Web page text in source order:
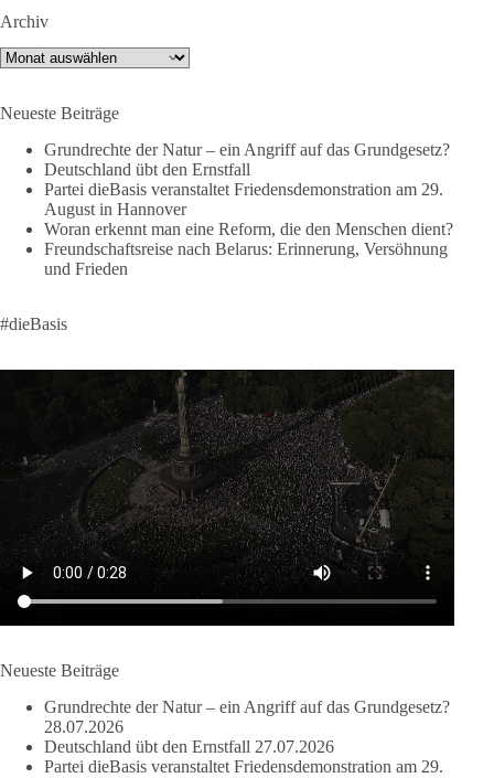
dieBasis meint:
Wer Menschen für politische Interessen instrumentalisiert,
Europa braucht eine Migrationspolitik, die auf drei
Grundpfeilern beruht:
✅ Achtung der Menschenwürde
✅ Wahrung rechtsstaatlicher Verfahren
✅ Verantwortung statt Symbolpolitik
werden. Das gelingt nur durch eine Politik, die Fluchtursachen
Migration nicht zum Gegenstand geopolitischer Machtspiele
Der Mensch darf niemals zum Spielball politischer Interessen
werden.
#dieBasis #Migration #Europa #Menschenwürde #Rechtsstaat
#Frieden #Subsidiarität
DieBasis
Archiv
Archiv
Neueste Beiträge
Grundrechte der Natur – ein Angriff auf das Grundgesetz?
Deutschland übt den Ernstfall
Partei dieBasis veranstaltet Friedensdemonstration am 29.
August in Hannover
Woran erkennt man eine Reform, die den Menschen dient?
Freundschaftsreise nach Belarus: Erinnerung, Versöhnung
und Frieden
#dieBasis
Neueste Beiträge
Grundrechte der Natur – ein Angriff auf das Grundgesetz?
28.07.2026
Deutschland übt den Ernstfall 27.07.2026
Partei dieBasis veranstaltet Friedensdemonstration am 29.